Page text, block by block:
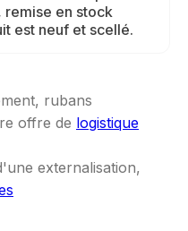
remise en stock
est neuf et scellé.
rubans
offre de logistique
externalisation,